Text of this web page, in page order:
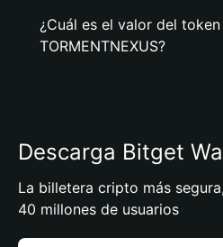
¿Cuál es el valor del token
TORMENTNEXUS?
Descarga Bitget
La billetera cripto más
40 millones de usuarios